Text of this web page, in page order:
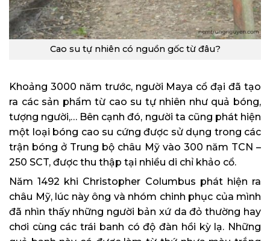
Cao su tự nhiên có nguồn gốc từ đâu?
Khoảng 3000 năm trước, người Maya cổ đại đã tạo
ra các sản phẩm từ cao su tự nhiên như quả bóng,
tượng người,… Bên cạnh đó, người ta cũng phát hiện
một loại bóng cao su cứng được sử dụng trong các
trận bóng ở Trung bộ châu Mỹ vào 300 năm TCN –
250 SCT, được thu thập tại nhiều di chỉ khảo cổ.
Năm 1492 khi Christopher Columbus phát hiện ra
châu Mỹ, lúc này ông và nhóm chinh phục của mình
đã nhìn thấy những người bản xứ da đỏ thường hay
chơi cùng các trái banh có độ đàn hồi kỳ lạ. Những